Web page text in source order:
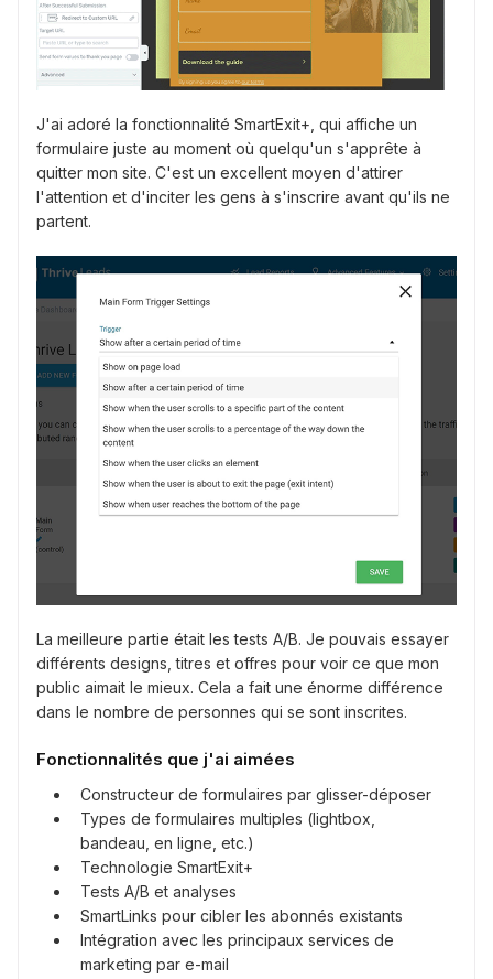
J'ai adoré la fonctionnalité SmartExit+, qui affiche un
formulaire juste au moment où quelqu'un s'apprête à
quitter mon site. C'est un excellent moyen d'attirer
l'attention et d'inciter les gens à s'inscrire avant qu'ils ne
partent.
La meilleure partie était les tests A/B. Je pouvais essayer
différents designs, titres et offres pour voir ce que mon
public aimait le mieux. Cela a fait une énorme différence
dans le nombre de personnes qui se sont inscrites.
Fonctionnalités que j'ai aimées
Constructeur de formulaires par glisser-déposer
Types de formulaires multiples (lightbox,
bandeau, en ligne, etc.)
Technologie SmartExit+
Tests A/B et analyses
SmartLinks pour cibler les abonnés existants
Intégration avec les principaux services de
marketing par e-mail